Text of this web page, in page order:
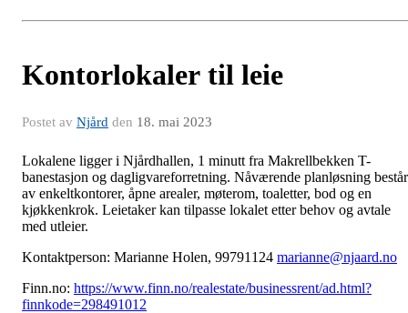
Kontorlokaler til leie
Postet av Njård den 18. mai 2023
Lokalene ligger i Njårdhallen, 1 minutt fra Makrellbekken T-
banestasjon og dagligvareforretning. Nåværende planløsning består
av enkeltkontorer, åpne arealer, møterom, toaletter, bod og en
kjøkkenkrok. Leietaker kan tilpasse lokalet etter behov og avtale
med utleier.
Kontaktperson: Marianne Holen, 99791124 marianne@njaard.no
Finn.no: https://www.finn.no/realestate/businessrent/ad.html?
finnkode=298491012